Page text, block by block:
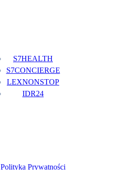
S7HEALTH
S7CONCIERGE
LEXNONSTOP
IDR24
Polityka Prywatności